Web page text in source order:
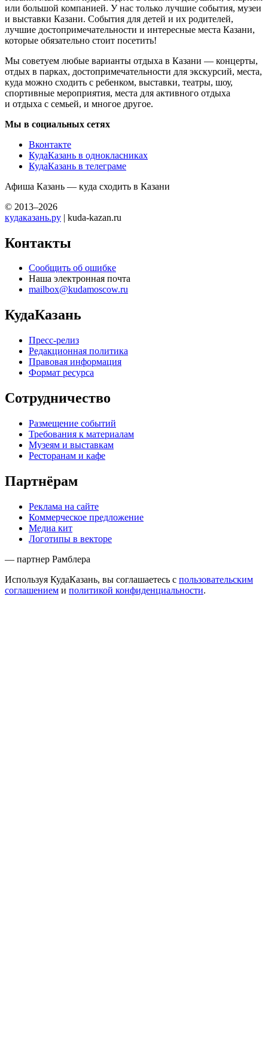
или большой компанией. У нас только лучшие события, музеи
и выставки Казани. События для детей и их родителей,
лучшие достопримечательности и интересные места Казани,
которые обязательно стоит посетить!
Мы советуем любые варианты отдыха в Казани — концерты,
отдых в парках, достопримечательности для экскурсий, места,
куда можно сходить с ребенком, выставки, театры, шоу,
спортивные мероприятия, места для активного отдыха
и отдыха с семьей, и многое другое.
Мы в социальных сетях
Вконтакте
КудаКазань в однокласниках
КудаКазань в телеграме
Афиша Казань — куда сходить в Казани
© 2013–2026
кудаказань.ру | kuda-kazan.ru
Контакты
Сообщить об ошибке
Наша электронная почта
mailbox@kudamoscow.ru
КудаКазань
Пресс-релиз
Редакционная политика
Правовая информация
Формат ресурса
Сотрудничество
Размещение событий
Требования к материалам
Музеям и выставкам
Ресторанам и кафе
Партнёрам
Реклама на сайте
Коммерческое предложение
Медиа кит
Логотипы в векторе
— партнер Рамблера
Используя КудаКазань, вы соглашаетесь с пользовательским
соглашением и политикой конфиденциальности.